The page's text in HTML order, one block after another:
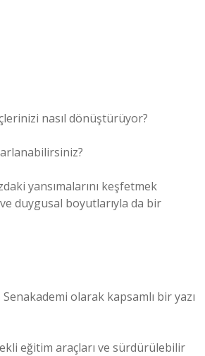
nasıl dönüştürüyor?
yansımalarını keşfetmek
duygusal boyutlarıyla da bir
olarak kapsamlı bir yazı
eğitim araçları ve sürdürülebilir